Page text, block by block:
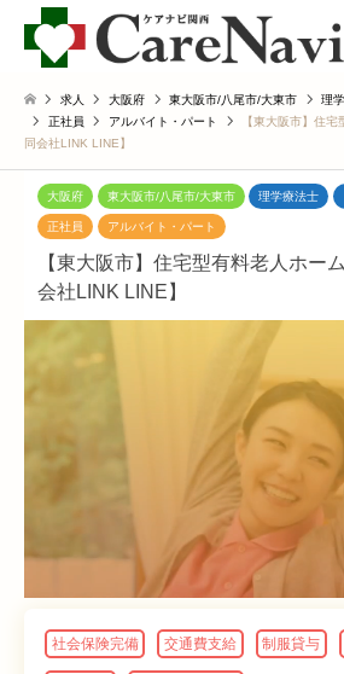
求人 大阪府 東大阪市/八尾市/大東市 理
正社員
アルバイト・パート
【東大阪市】住
同会社LINK LINE】
大阪府 東大阪市/八尾市/大東市 理学療法士
正社員 アルバイト・パート
【東大阪市】住宅型有料老人ホー
会社LINK LINE】
社会保険完備 交通費支給 制服貸与